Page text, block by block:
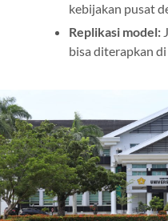
kebijakan pusat
Replikasi model:
bisa diterapkan